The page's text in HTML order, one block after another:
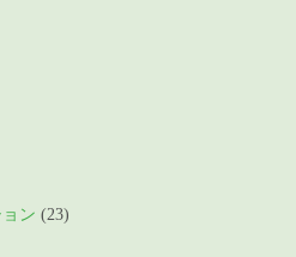
ン (23)